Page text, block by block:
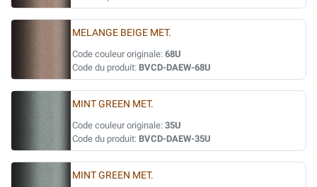
MELANGE BEIGE MET.
Code couleur originale: 68U
Code du produit: BVCD-DAEW-68U
MINT GREEN MET.
Code couleur originale: 35U
Code du produit: BVCD-DAEW-35U
MINT GREEN MET.